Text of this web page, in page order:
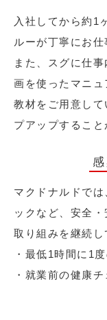
入社してから約1
ルーが丁寧にお仕
また、スグに仕
画を使ったマニ
教材をご用意し
プアップすること
マクドナルドで
ックなど、安全
取り組みを継続し
・最低1時間に1
・就業前の健康